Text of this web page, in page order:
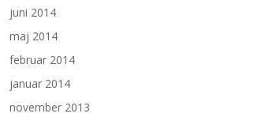
juni 2014
maj 2014
februar 2014
januar 2014
november 2013